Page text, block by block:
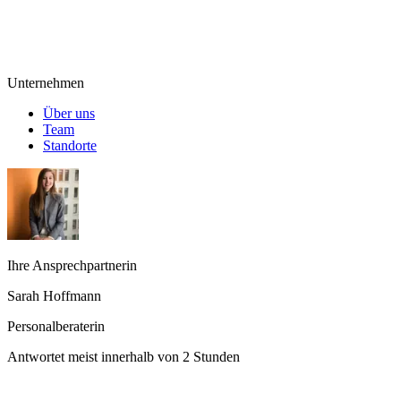
Unternehmen
Über uns
Team
Standorte
Ihre Ansprechpartnerin
Sarah Hoffmann
Personalberaterin
Antwortet meist innerhalb von 2 Stunden